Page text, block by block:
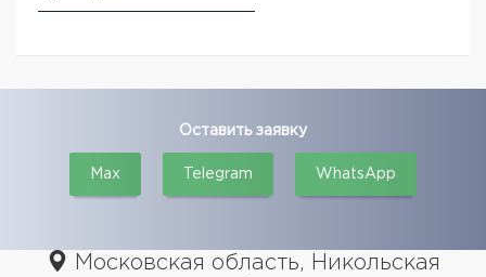
Оставить заявку
Max Telegram WhatsApp
Московская область, Никольская